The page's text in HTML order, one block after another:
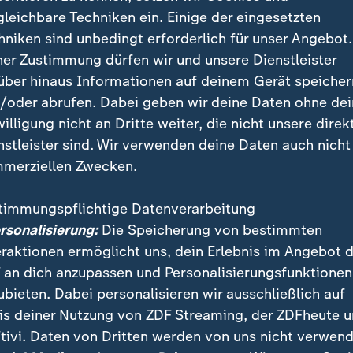
8:17 mit Video
reicht Stuttgart für
League
SC Freiburg macht die
Conference League klar
Techniken ein. Einige der eingesetzten
sind unbedingt erforderlich für unser
Zustimmung dürfen wir und unsere Dienstleister
hinaus Informationen auf deinem Gerät
oder abrufen. Dabei geben wir deine Daten ohne
nicht an Dritte weiter, die nicht unsere
sind. Wir verwenden deine Daten auch nicht
Zwecken.
Datenverarbeitung
Die Speicherung von bestimmten
ermöglicht uns, dein Erlebnis im Angebot
an dich anzupassen und Personalisierungsfunktionen
Dabei personalisieren wir ausschließlich auf
deiner Nutzung von ZDF Streaming, der ZDFheute
Daten von Dritten werden von uns nicht